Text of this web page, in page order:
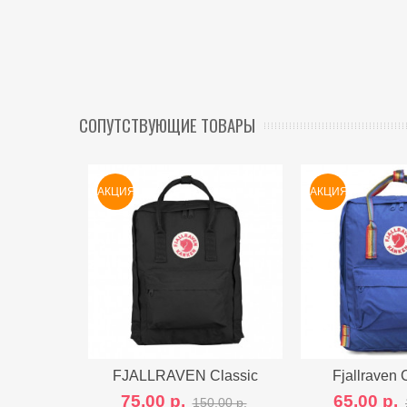
СОПУТСТВУЮЩИЕ ТОВАРЫ
АКЦИЯ
Сравнить с другими
FJALLRAVEN Classic
75,00 р. 150,00 р.
АКЦИЯ
Fjallraven
RAINBOW
65,00 р.